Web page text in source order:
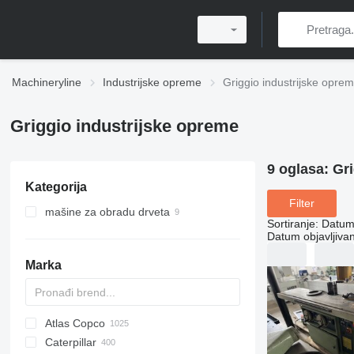
Machineryline Industrijske opreme Griggio industrijske
Griggio industrijske opreme
Kategorija
mašine za obradu drveta
mašine za formiranje ivica
pile za drvo
klizne stolne pile
četverostrane rendisaljke
opreme za proizvodnju vrata
Marka
PDS
APD
AB
Ensis
Pega
VZ
AG3
Atlas Copco
DrillAir
QAS
PDP
E-series
B-series
BM
GFS
VT
Rover
533
Airpure
BySprint Fiber
CK
SR
Caterpillar
9 oglasa:
Filter
Sortiranje:
Datum